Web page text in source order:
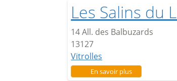
Les Salins du
14 All. des Balbuzards
13127
Vitrolles
En savoir plussur Les Salins